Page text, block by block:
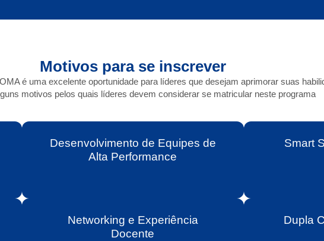
Motivos para se inscrever
é uma excelente oportunidade para líderes que desejam aprimorar suas
motivos pelos quais líderes devem considerar se matricular neste programa
Desenvolvimento de Equipes de
Alta Performance
Smart
Networking e Experiência
Docente
Dupla